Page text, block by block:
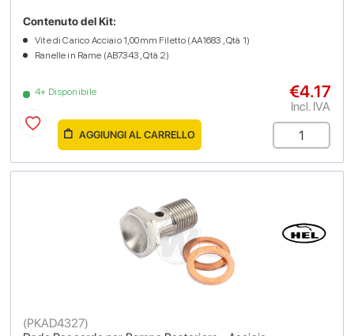
4+ Disponibile
Contenuto del Kit:
Vite di Carico Acciaio 1,00mm Filetto (AA1683 , Qtà 1)
Ranelle in Rame (AB7343 , Qtà 2)
€4.17
Incl. IVA
AGGIUNGI AL CARRELLO
(PKAD4327)